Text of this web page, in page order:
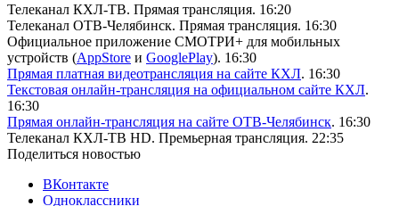
Телеканал КХЛ-ТВ. Прямая трансляция. 16:20
Телеканал ОТВ-Челябинск. Прямая трансляция. 16:30
Официальное приложение СМОТРИ+ для мобильных
устройств (AppStore и GooglePlay). 16:30
Прямая платная видеотрансляция на сайте КХЛ. 16:30
Текстовая онлайн-трансляция на официальном сайте КХЛ.
16:30
Прямая онлайн-трансляция на сайте ОТВ-Челябинск. 16:30
Телеканал КХЛ-ТВ HD. Премьерная трансляция. 22:35
Поделиться новостью
ВКонтакте
Одноклассники